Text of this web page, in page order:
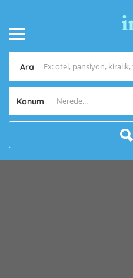
Ara
Konum